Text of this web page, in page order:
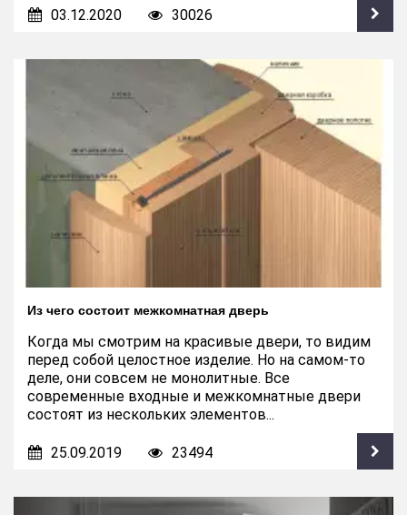
03.12.2020 30026
Из чего состоит межкомнатная дверь
Когда мы смотрим на красивые двери, то видим
перед собой целостное изделие. Но на самом-то
деле, они совсем не монолитные. Все
современные входные и межкомнатные двери
состоят из нескольких элементов...
25.09.2019 23494